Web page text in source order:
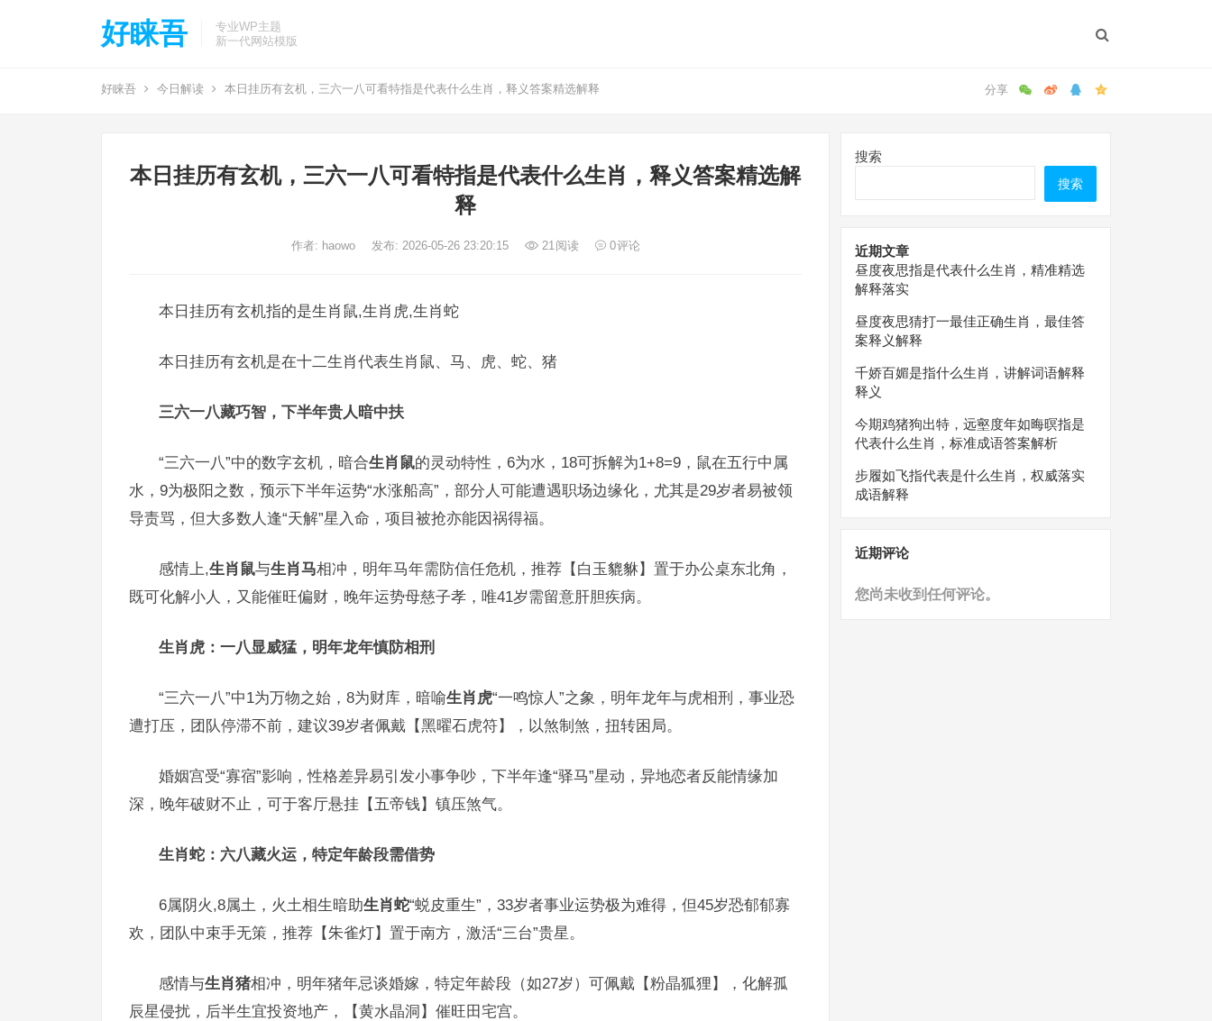
好睐吾
专业WP主题
新一代网站模版
好睐吾 今日解读 本日挂历有玄机，三六一八可看特指是代表什么生肖，释义答案精选解释
本日挂历有玄机，三六一八可看特指是代表什么生肖，释义答案精选解
释
作者: haowo 发布: 2026-05-26 23:20:15 21阅读 0评论
本日挂历有玄机指的是生肖鼠,生肖虎,生肖蛇
本日挂历有玄机是在十二生肖代表生肖鼠、马、虎、蛇、猪
三六一八藏巧智，下半年贵人暗中扶
“三六一八”中的数字玄机，暗合生肖鼠的灵动特性，6为水，18可拆解为1+8=9，鼠在五行中属
水，9为极阳之数，预示下半年运势“水涨船高”，部分人可能遭遇职场边缘化，尤其是29岁者易被领
导责骂，但大多数人逢“天解”星入命，项目被抢亦能因祸得福。
感情上,生肖鼠与生肖马相冲，明年马年需防信任危机，推荐【白玉貔貅】置于办公桌东北角，
既可化解小人，又能催旺偏财，晚年运势母慈子孝，唯41岁需留意肝胆疾病。
生肖虎：一八显威猛，明年龙年慎防相刑
“三六一八”中1为万物之始，8为财库，暗喻生肖虎“一鸣惊人”之象，明年龙年与虎相刑，事业恐
遭打压，团队停滞不前，建议39岁者佩戴【黑曜石虎符】，以煞制煞，扭转困局。
婚姻宫受“寡宿”影响，性格差异易引发小事争吵，下半年逢“驿马”星动，异地恋者反能情缘加
深，晚年破财不止，可于客厅悬挂【五帝钱】镇压煞气。
生肖蛇：六八藏火运，特定年龄段需借势
6属阴火,8属土，火土相生暗助生肖蛇“蜕皮重生”，33岁者事业运势极为难得，但45岁恐郁郁寡
欢，团队中束手无策，推荐【朱雀灯】置于南方，激活“三台”贵星。
感情与生肖猪相冲，明年猪年忌谈婚嫁，特定年龄段（如27岁）可佩戴【粉晶狐狸】，化解孤
辰星侵扰，后半生宜投资地产，【黄水晶洞】催旺田宅宫。
搜索
搜索
近期文章
昼度夜思指是代表什么生肖，精准精选
解释落实
昼度夜思猜打一最佳正确生肖，最佳答
案释义解释
千娇百媚是指什么生肖，讲解词语解释
释义
今期鸡猪狗出特，远壑度年如晦暝指是
代表什么生肖，标准成语答案解析
步履如飞指代表是什么生肖，权威落实
成语解释
近期评论
您尚未收到任何评论。